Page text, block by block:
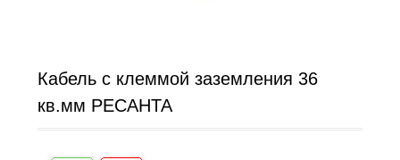
Кабель с клеммой заземления 36
кв.мм РЕСАНТА